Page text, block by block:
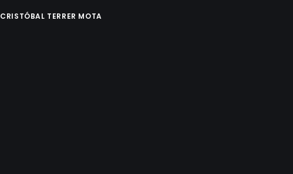
CRISTÓBAL TERRER MOTA